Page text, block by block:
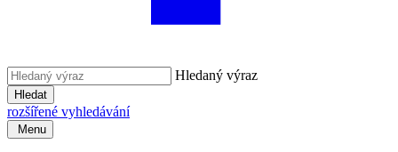
Hledaný výraz
Hledat
rozšířené vyhledávání
Menu